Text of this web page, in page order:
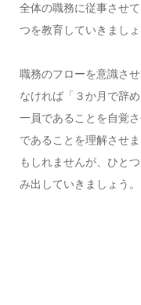
全体の職務に従事させ
つを教育していきましょ
職務のフローを意識さ
なければ「３か月で辞
一員であることを自覚
であることを理解させま
もしれませんが、ひと
み出していきましょう。